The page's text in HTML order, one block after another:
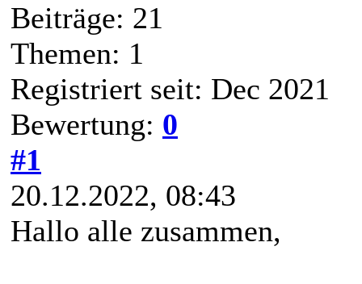
Beiträge: 21
Themen: 1
Registriert seit: Dec 2021
Bewertung: 0
#1
20.12.2022, 08:43
Hallo alle zusammen,